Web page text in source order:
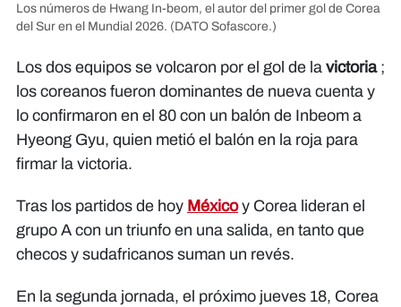
Los números de Hwang In-beom, el autor del primer gol de Corea
del Sur en el Mundial 2026. (DATO Sofascore.)
Los dos equipos se volcaron por el gol de la victoria;
los coreanos fueron dominantes de nueva cuenta y
lo confirmaron en el 80 con un balón de Inbeom a
Hyeong Gyu, quien metió el balón en la roja para
firmar la victoria.
Tras los partidos de hoy Méxicoy Corea lideran el
grupo A con un triunfo en una salida, en tanto que
checos y sudafricanos suman un revés.
En la segunda jornada, el próximo jueves 18, Corea